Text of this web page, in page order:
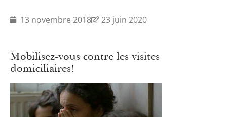
13 novembre 2018 23 juin 2020
Mobilisez-vous contre les visites
domiciliaires!